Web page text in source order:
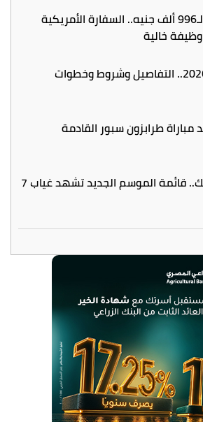
براتب سنوي يصل لـ996 ألف جنيه.. السفارة الأمريكية
خالية
وظائف بنك مصر 2026.. التفاصيل وشروط وخطوات
مباراة طرابزون سبور القادمة
مفاجآت في الزمالك.. قائمة الموسم الجديد تشهد غياب 7